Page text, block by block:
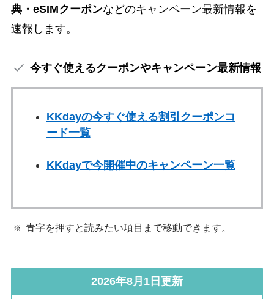
典・eSIMクーポンなどのキャンペーン最新情報を
速報します。
今すぐ使えるクーポンやキャンペーン最新情報
KKdayの今すぐ使える割引クーポンコ
ード一覧
KKdayで今開催中のキャンペーン一覧
青字を押すと読みたい項目まで移動できます。
2026年8月1日更新